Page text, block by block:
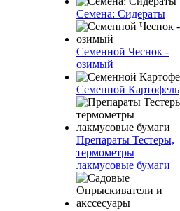
Семена: Сидераты
Семенной Чеснок -
озимый
Семенной Картофель
Препараты Тестеры,
термометры
лакмусовые бумаги